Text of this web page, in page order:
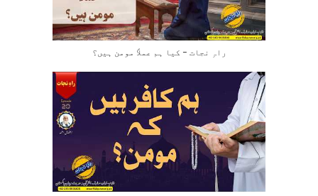
راہِ نجات – کیا ہم عملاً مومن ہیں؟